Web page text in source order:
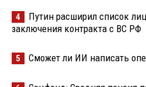
4
Путин расширил список
заключения контракта с ВС РФ
5 Сможет ли ИИ написать